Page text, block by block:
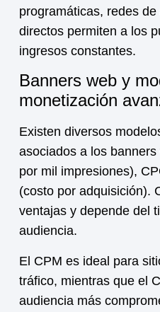
programáticas, redes
directos permiten a los
ingresos constantes.
Banners web y
monetización
Existen diversos
asociados a los
por mil impresiones),
(costo por adquisición).
ventajas y depende del
audiencia.
El CPM es ideal para
tráfico, mientras que el
audiencia más